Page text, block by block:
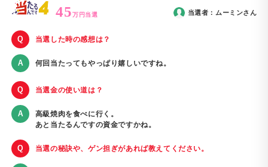
45万円当選 当選者： ムーミンさん
当選した時の感想は？
何回当たってもやっぱり嬉しいですね。
当選金の使い道は？
高級焼肉を食べに行く。
あと当たるんですの資金ですかね。
当選の秘訣や、ゲン担ぎがあれば教えてください。